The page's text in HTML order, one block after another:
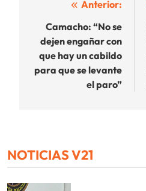
Navegación
de
entradas
Anterior:
Camacho: “No se
dejen engañar con
que hay un cabildo
para que se levante
el paro”
NOTICIAS V21